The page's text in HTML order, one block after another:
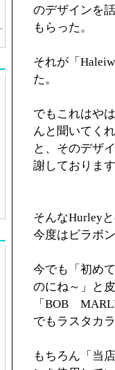
のデザインを
もらった。
それが「
た。
でもこれはや
んと聞いてく
と、そのデザ
謝しておりま
そんなHurley
今度はビラボ
今でも「初め
のにね～」と
「BOB
でもラスタカ
もちろん「当